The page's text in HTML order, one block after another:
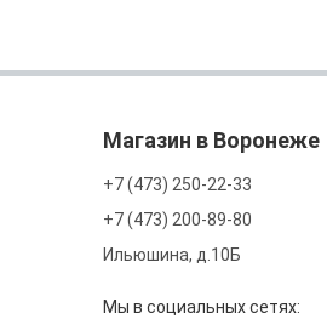
Магазин в Воронеже
+7 (473) 250-22-33
+7 (473) 200-89-80
Ильюшина, д.10Б
Мы в социальных сетях: